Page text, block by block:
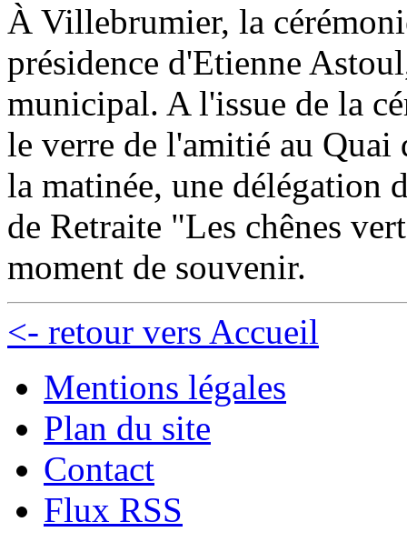
À Villebrumier, la
présidence d'Etienne
municipal. A l'issue de la
le verre de l'amitié au Quai
la matinée, une délégation
de Retraite "Les chênes
moment de souvenir.
<- retour vers Accueil
Mentions légales
Plan du site
Contact
Flux RSS